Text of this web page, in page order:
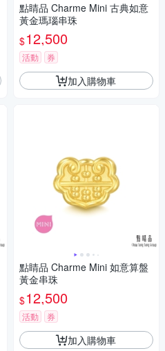
點睛品 Charme Mini 古典如意
黃金瑪瑙串珠
$12,500
活動 券
加入購物車
點睛品 Charme Mini 如意算盤
黃金串珠
$12,500
活動 券
加入購物車